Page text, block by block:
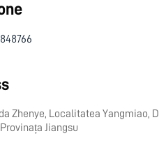
Zhenye, Localitatea Yangmiao,
Jiangsu